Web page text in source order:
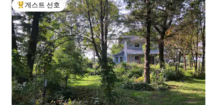
상위 게스트 선호
게스트 선호